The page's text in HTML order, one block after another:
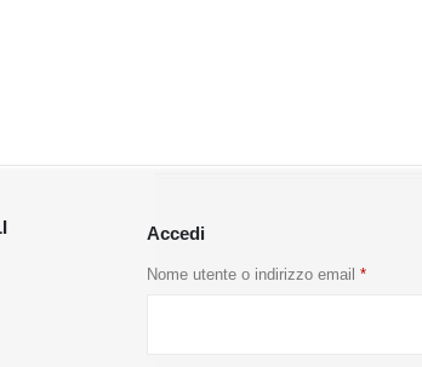
Accedi
Nome utente o indirizzo email *